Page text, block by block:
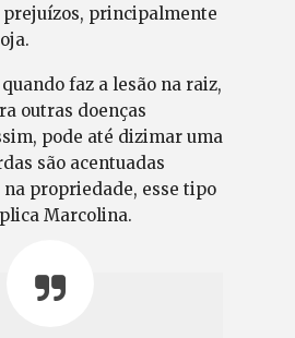
principalmente
faz a lesão na raiz,
outras doenças
pode até dizimar uma
são acentuadas
propriedade, esse tipo
Marcolina.